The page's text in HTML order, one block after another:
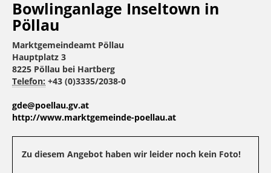
Bowlinganlage Inseltown in
Pöllau
Marktgemeindeamt Pöllau
Hauptplatz 3
8225 Pöllau bei Hartberg
Telefon: +43 (0)3335/2038-0
gde@poellau.gv.at
http://www.marktgemeinde-poellau.at
Zu diesem Angebot haben wir leider noch kein Foto!